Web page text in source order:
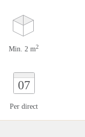
Min. 2 m2
07
Per direct